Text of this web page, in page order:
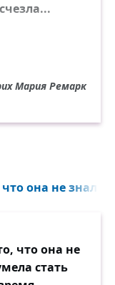
Мария Ремарк
она не знала
что она не
стать